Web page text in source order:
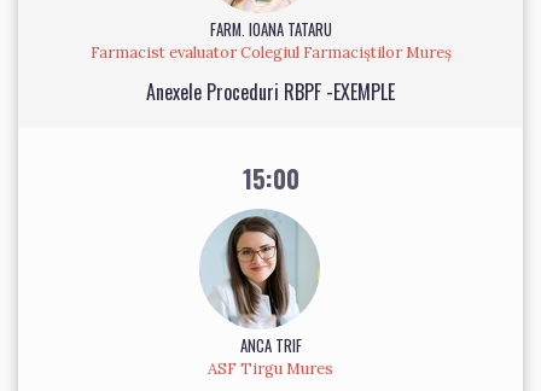
FARM. IOANA TATARU
Farmacist evaluator Colegiul Farmaciștilor Mureș
Anexele Proceduri RBPF -EXEMPLE
15:00
ANCA TRIF
ASF Tirgu Mures